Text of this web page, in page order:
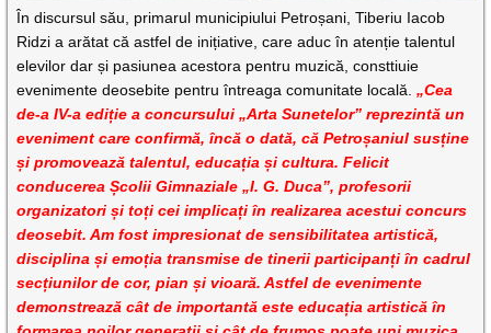
În discursul său, primarul municipiului Petroșani, Tiberiu Iacob
Ridzi a arătat că astfel de inițiative, care aduc în atenție talentul
elevilor dar și pasiunea acestora pentru muzică, consttiuie
evenimente deosebite pentru întreaga comunitate locală. „Cea
de-a IV-a ediție a concursului „Arta Sunetelor” reprezintă un
eveniment care confirmă, încă o dată, că Petroșaniul susține
și promovează talentul, educația și cultura. Felicit
conducerea Școlii Gimnaziale „I. G. Duca”, profesorii
organizatori și toți cei implicați în realizarea acestui concurs
deosebit. Am fost impresionat de sensibilitatea artistică,
disciplina și emoția transmise de tinerii participanți în cadrul
secțiunilor de cor, pian și vioară. Astfel de evenimente
demonstrează cât de importantă este educația artistică în